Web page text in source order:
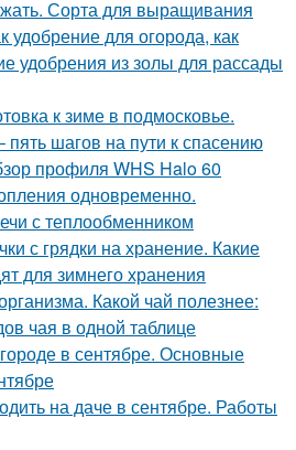
Сорта для выращивания
удобрение для огорода, как
удобрения из золы для рассады
к зиме в подмосковье.
шагов на пути к спасению
профиля WHS Halo 60
одновременно.
с теплообменником
с грядки на хранение. Какие
для зимнего хранения
Какой чай полезнее:
чая в одной таблице
в сентябре. Основные
на даче в сентябре. Работы